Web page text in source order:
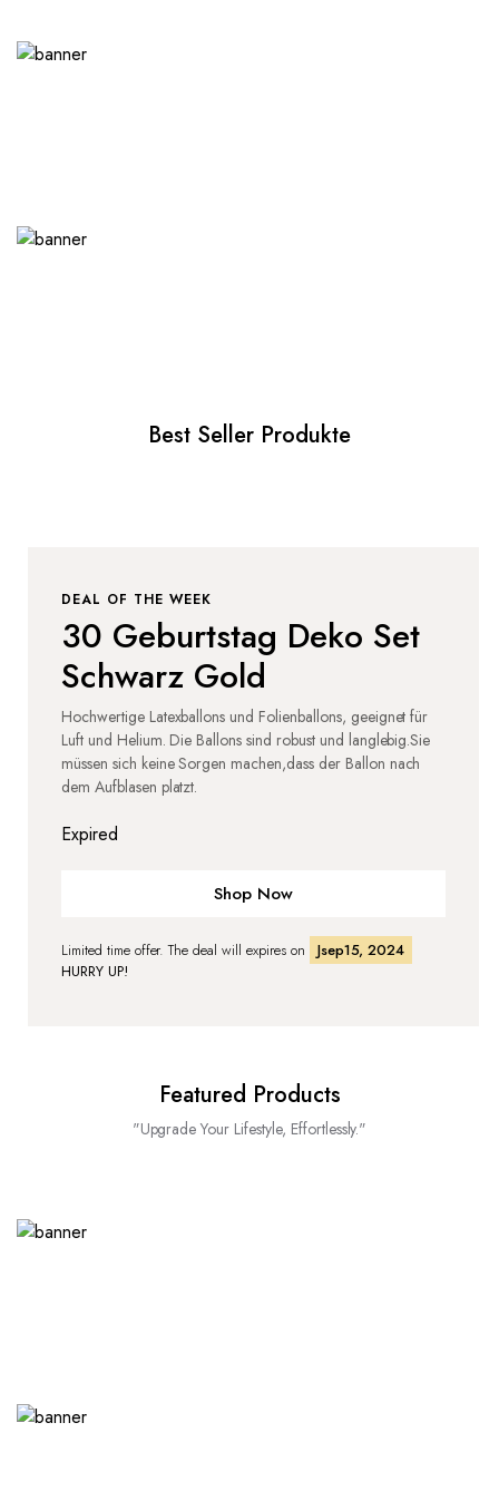
Best Seller Produkte
DEAL OF THE WEEK
30 Geburtstag Deko Set
Schwarz Gold
Hochwertige Latexballons und Folienballons, geeignet für
Luft und Helium. Die Ballons sind robust und langlebig.Sie
müssen sich keine Sorgen machen,dass der Ballon nach
dem Aufblasen platzt.
Expired
Shop Now
Limited time offer. The deal will expires on
Jsep15, 2024
HURRY UP!
Featured Products
"Upgrade Your Lifestyle, Effortlessly."